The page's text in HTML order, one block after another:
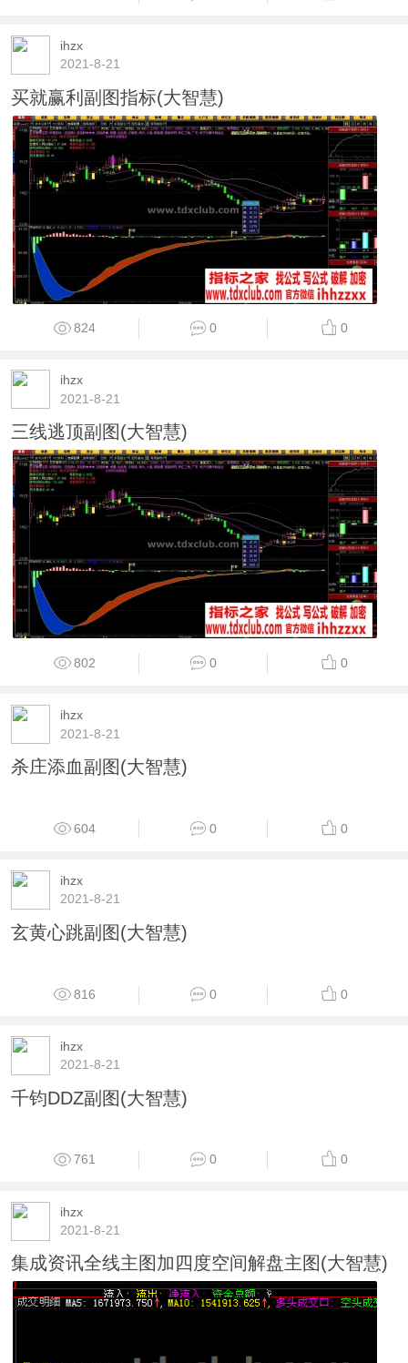
ihzx
2021-8-21
买就赢利副图指标(大智慧)
824 0 0
ihzx
2021-8-21
三线逃顶副图(大智慧)
802 0 0
ihzx
2021-8-21
杀庄添血副图(大智慧)
604 0 0
ihzx
2021-8-21
玄黄心跳副图(大智慧)
816 0 0
ihzx
2021-8-21
千钧DDZ副图(大智慧)
761 0 0
ihzx
2021-8-21
集成资讯全线主图加四度空间解盘主图(大智慧)